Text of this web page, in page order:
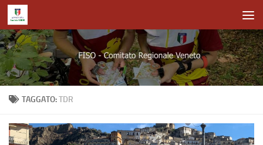
Salta al contenuto
TAGGATO:TDR